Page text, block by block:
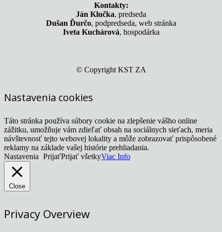
Kontakty:
Ján Klučka, predseda
Dušan Ďurčo, podpredseda, web stránka
Iveta Kuchárová, hospodárka
© Copyright KST ZA
Nastavenia cookies
Táto stránka používa súbory cookie na zlepšenie vášho online
zážitku, umožňuje vám zdieľať obsah na sociálnych sieťach, meria
návštevnosť tejto webovej lokality a môže zobrazovať prispôsobené
reklamy na základe vašej histórie prehliadania.
Nastavenia PrijaťPrijať všetkyViac Info
Close
Privacy Overview